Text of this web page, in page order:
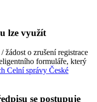
lze využít
žádost o zrušení registrace
formuláře, který
Celní správy České
se postupuje